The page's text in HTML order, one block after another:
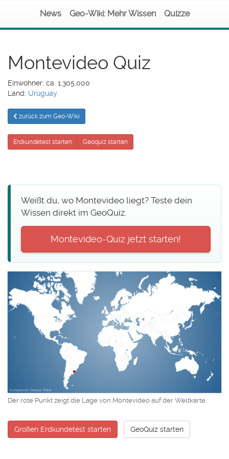
News Geo-Wiki: Mehr Wissen Quizze
Montevideo Quiz
Einwohner: ca. 1.305.000
Land: Uruguay
zurück zum Geo-Wiki
Erdkundetest starten Geoquiz starten
Weißt du, wo Montevideo liegt? Teste dein
Wissen direkt im GeoQuiz.
Montevideo-Quiz jetzt starten!
Der rote Punkt zeigt die Lage von Montevideo auf der Weltkarte.
Großen Erdkundetest starten GeoQuiz starten